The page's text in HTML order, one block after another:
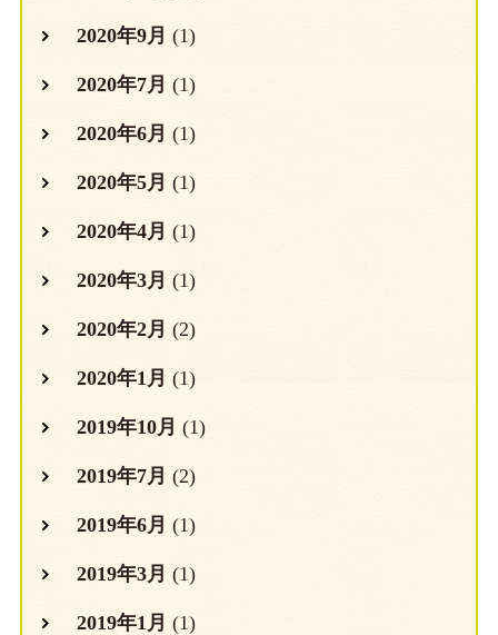
2020年9月 (1)
2020年7月 (1)
2020年6月 (1)
2020年5月 (1)
2020年4月 (1)
2020年3月 (1)
2020年2月 (2)
2020年1月 (1)
2019年10月 (1)
2019年7月 (2)
2019年6月 (1)
2019年3月 (1)
2019年1月 (1)